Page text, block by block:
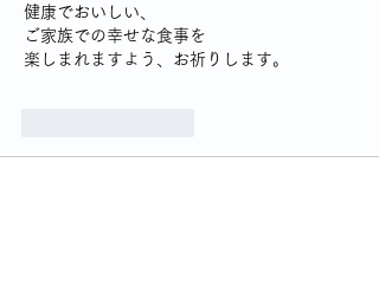
健康でおいしい、
ご家族での幸せな食事を
楽しまれますよう、お祈りします。